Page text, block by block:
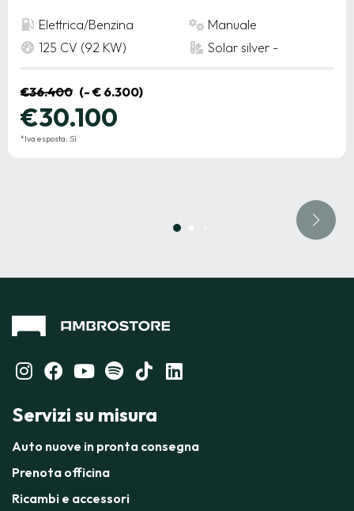
Elettrica/Benzina
Manuale
125 CV (92 KW)
Solar silver -
€36.400 (- € 6.300)
€30.100
*Iva esposta: Sì
Servizi su misura
Auto nuove in pronta consegna
Prenota officina
Ricambi e accessori